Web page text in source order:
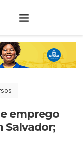
emprego
Salvador;